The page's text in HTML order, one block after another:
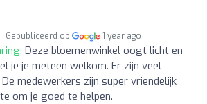
Gepubliceerd op 1 year ago
Deze bloemenwinkel oogt licht en
je je meteen welkom. Er zijn veel
medewerkers zijn super vriendelijk
om je goed te helpen.